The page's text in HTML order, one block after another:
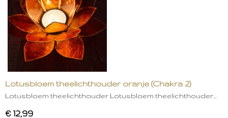
Lotusbloem theelichthouder oranje (Chakra 2)
Lotusbloem theelichthouder Lotusbloem theelichthouder…
€ 12,99